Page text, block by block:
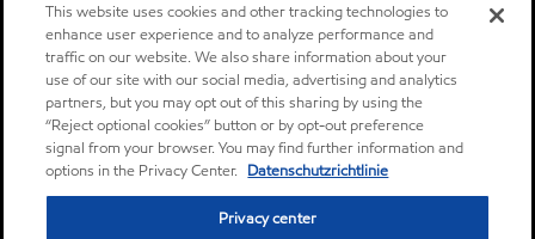
This website uses cookies and other tracking technologies to
enhance user experience and to analyze performance and
traffic on our website. We also share information about your
use of our site with our social media, advertising and analytics
partners, but you may opt out of this sharing by using the
“Reject optional cookies” button or by opt-out preference
signal from your browser. You may find further information and
options in the Privacy Center. Datenschutzrichtlinie
Privacy center